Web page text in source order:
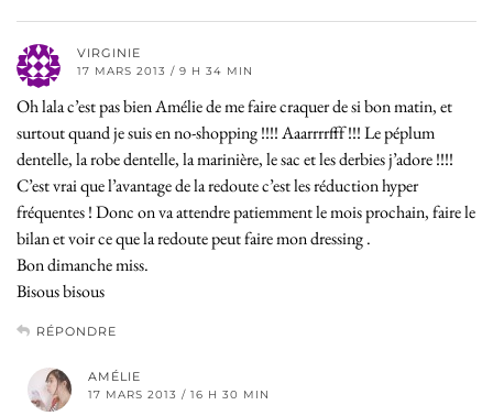
VIRGINIE
17 MARS 2013 / 9 H 34 MIN
Oh lala c’est pas bien Amélie de me faire craquer de si bon matin, et
surtout quand je suis en no-shopping !!!! Aaarrrrfff !!! Le péplum
dentelle, la robe dentelle, la marinière, le sac et les derbies j’adore !!!!
C’est vrai que l’avantage de la redoute c’est les réduction hyper
fréquentes ! Donc on va attendre patiemment le mois prochain, faire le
bilan et voir ce que la redoute peut faire mon dressing .
Bon dimanche miss.
Bisous bisous
RÉPONDRE
AMÉLIE
17 MARS 2013 / 16 H 30 MIN